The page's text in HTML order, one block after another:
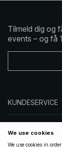
Tilmeld dig og
events – og få
KUNDESERVICE